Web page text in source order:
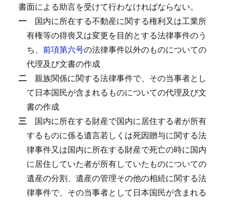
書面による助言を受けて行わなければならない。
一 国内に所在する不動産に関する権利又は工業所
有権等の得喪又は変更を目的とする法律事件のう
ち、 前項第六号の法律事件以外のものについての
代理及び文書の作成
二 親族関係に関する法律事件で、その当事者とし
て日本国民が含まれるものについての代理及び文
書の作成
三 国内に所在する財産で国内に居住する者が所有
するものに係る遺言若しくは死因贈与に関する法
律事件又は国内に所在する財産で死亡の時に国内
に居住していた者が所有していたものについての
遺産の分割、遺産の管理その他の相続に関する法
律事件で、その当事者として日本国民が含まれる